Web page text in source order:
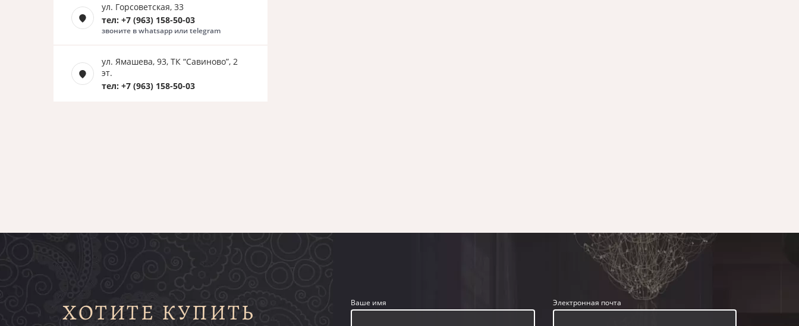
ул. Горсоветская, 33
тел: +7 (963) 158-50-03
звоните в whatsapp или telegram
ул. Ямашева, 93, ТК “Савиново”, 2
эт.
тел: +7 (963) 158-50-03
ХОТИТЕ КУПИТЬ
Ваше имя Электронная почта